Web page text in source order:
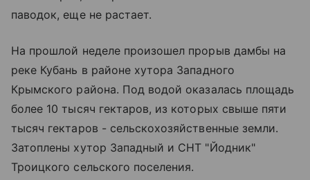
паводок, еще не растает.
На прошлой неделе произошел прорыв дамбы на
реке Кубань в районе хутора Западного
Крымского района. Под водой оказалась площадь
более 10 тысяч гектаров, из которых свыше пяти
тысяч гектаров - сельскохозяйственные земли.
Затоплены хутор Западный и СНТ "Йодник"
Троицкого сельского поселения.